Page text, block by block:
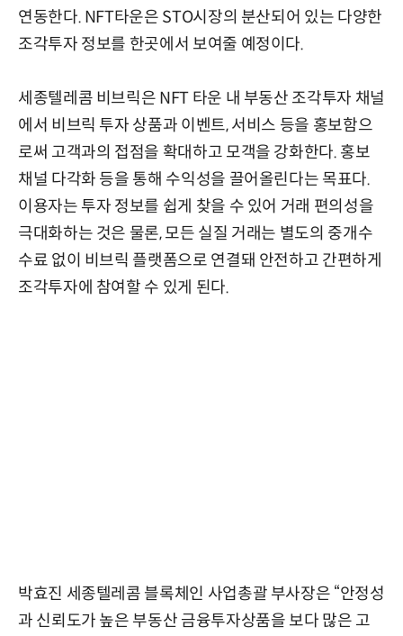
연동한다. NFT타운은 STO시장의 분산되어 있는 다양한
조각투자 정보를 한곳에서 보여줄 예정이다.
세종텔레콤 비브릭은 NFT 타운 내 부동산 조각투자 채널
에서 비브릭 투자 상품과 이벤트, 서비스 등을 홍보함으
로써 고객과의 접점을 확대하고 모객을 강화한다. 홍보
채널 다각화 등을 통해 수익성을 끌어올린다는 목표다.
이용자는 투자 정보를 쉽게 찾을 수 있어 거래 편의성을
극대화하는 것은 물론, 모든 실질 거래는 별도의 중개수
수료 없이 비브릭 플랫폼으로 연결돼 안전하고 간편하게
조각투자에 참여할 수 있게 된다.
박효진 세종텔레콤 블록체인 사업총괄 부사장은 “안정성
과 신뢰도가 높은 부동산 금융투자상품을 보다 많은 고